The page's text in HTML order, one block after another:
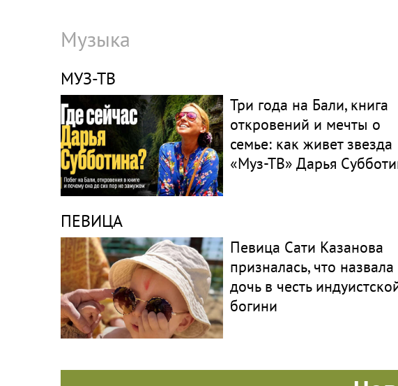
Музыка
МУЗ-ТВ
Три года на Бали, книга
откровений и мечты о
семье: как живет звезда
«Муз-ТВ» Дарья
ПЕВИЦА
Певица Сати Казанова
призналась, что назвала
дочь в честь
богини